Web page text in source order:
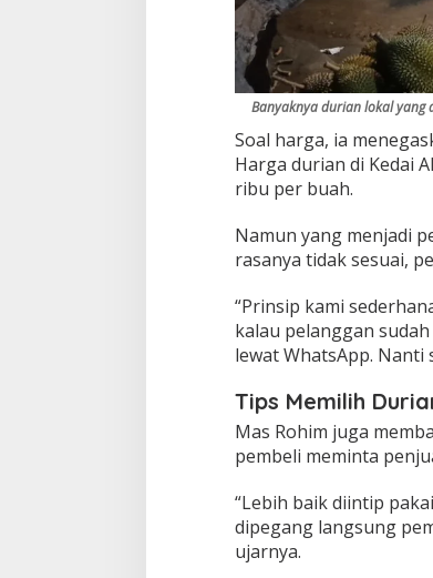
Banyaknya durian lokal yang
Soal harga, ia
Harga durian di Kedai
ribu per buah.
Namun yang menjadi
rasanya tidak sesuai,
“Prinsip kami
kalau pelanggan
lewat WhatsApp.
Tips Memilih
Mas Rohim juga
pembeli meminta
“Lebih baik diintip
dipegang langsung
ujarnya.